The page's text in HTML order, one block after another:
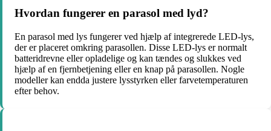
Hvordan fungerer en parasol med lyd?
En parasol med lys fungerer ved hjælp af integrerede LED-lys,
der er placeret omkring parasollen. Disse LED-lys er normalt
batteridrevne eller opladelige og kan tændes og slukkes ved
hjælp af en fjernbetjening eller en knap på parasollen. Nogle
modeller kan endda justere lysstyrken eller farvetemperaturen
efter behov.